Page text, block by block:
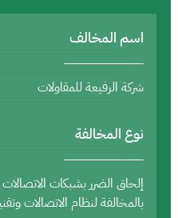
اسم المخالف
شركة الرفيعة للمقاولات
نوع المخالفة
إلحاق الضرر بشبكات
بالمخالفة لنظام الاتصالات